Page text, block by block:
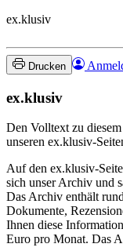
ex.klusiv
Drucken
ex.klusiv
Den Volltext zu
unseren ex.klusiv-
Auf den ex.klusiv-
sich unser Archiv und
Das Archiv enthält
Dokumente,
Ihnen diese
Euro pro Monat. Das